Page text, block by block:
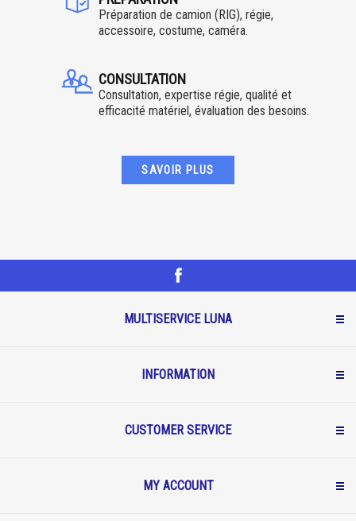
Préparation de camion (RIG), régie,
accessoire, costume, caméra.
CONSULTATION
Consultation, expertise régie, qualité et
efficacité matériel, évaluation des besoins.
SAVOIR PLUS
MULTISERVICE LUNA
INFORMATION
CUSTOMER SERVICE
MY ACCOUNT